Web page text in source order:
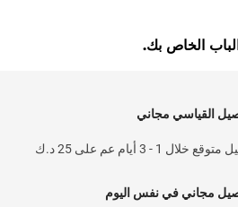
الخاص بك.
القياسي مجاني
خلال 1 - 3 أيام عم على 25 د.ك
مجاني في نفس اليوم